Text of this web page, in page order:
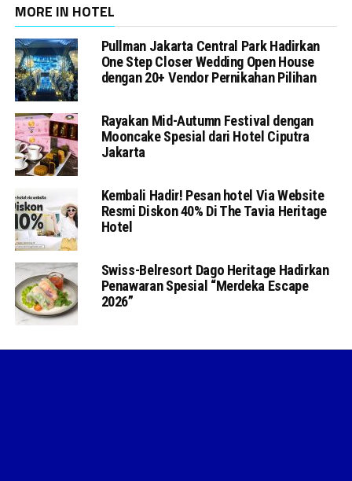
MORE IN HOTEL
Pullman Jakarta Central Park Hadirkan
One Step Closer Wedding Open House
dengan 20+ Vendor Pernikahan Pilihan
Rayakan Mid-Autumn Festival dengan
Mooncake Spesial dari Hotel Ciputra
Jakarta
Kembali Hadir! Pesan hotel Via Website
Resmi Diskon 40% Di The Tavia Heritage
Hotel
Swiss-Belresort Dago Heritage Hadirkan
Penawaran Spesial “Merdeka Escape
2026”